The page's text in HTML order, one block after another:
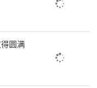
圆满